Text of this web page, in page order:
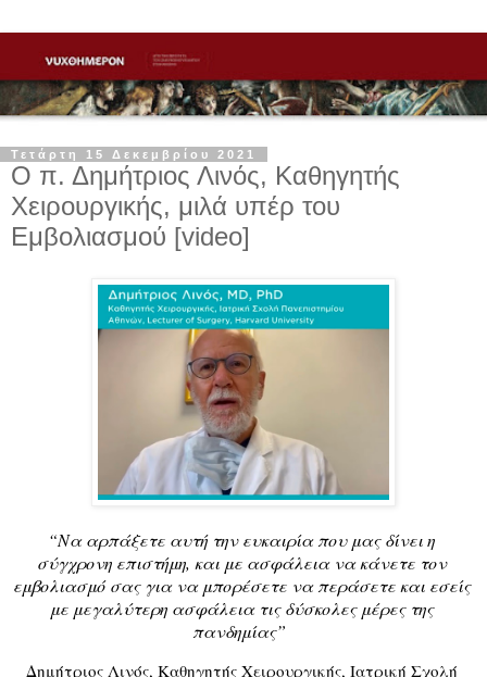
Τετάρτη 15 Δεκεμβρίου 2021
Ο π. Δημήτριος Λινός, Καθηγητής
Χειρουργικής, μιλά υπέρ του
Εμβολιασμού [video]
“Να αρπάξετε αυτή την ευκαιρία που μας δίνει η
σύγχρονη επιστήμη, και με ασφάλεια να κάνετε τον
εμβολιασμό σας για να μπορέσετε να περάσετε και εσείς
με μεγαλύτερη ασφάλεια τις δύσκολες μέρες της
πανδημίας”
Δημήτριος Λινός, Καθηγητής Χειρουργικής, Ιατρική Σχολή